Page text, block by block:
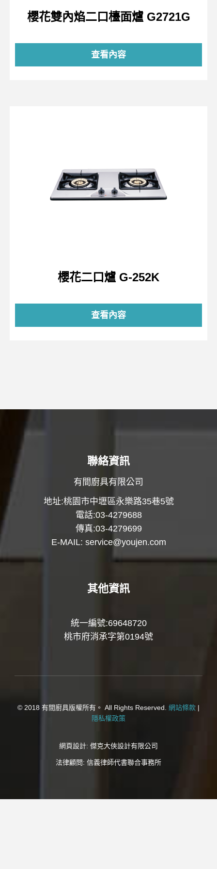
櫻花雙內焰二口檯面爐 G2721G
查看內容
櫻花二口爐 G-252K
查看內容
聯絡資訊
有間廚具有限公司
地址:桃園市中壢區永樂路35巷5號
電話:03-4279688
傳真:03-4279699
E-MAIL: service@youjen.com
其他資訊
統一編號:69648720
桃市府消承字第0194號
© 2018 有間廚具版權所有。 All Rights Reserved. 網站條款 |
隱私權政策
網頁設計: 傑克大俠設計有限公司
法律顧問: 信義律師代書聯合事務所